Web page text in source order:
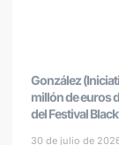
González
millón de euros
del Festival
30 de julio de